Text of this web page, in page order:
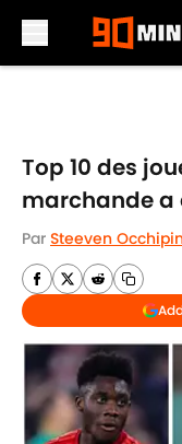
Top 10 des
marchande a
Par Steeven